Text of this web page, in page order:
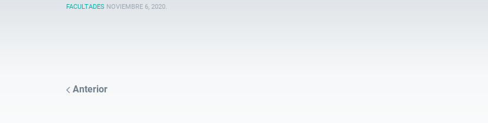
FACULTADES NOVIEMBRE 6, 2020.
Anterior